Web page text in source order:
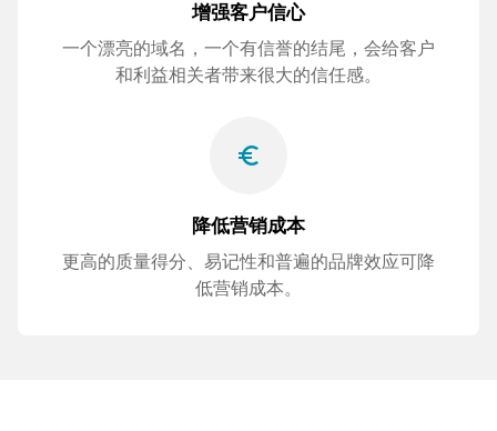
增强客户信心
一个漂亮的域名，一个有信誉的结尾，会给客户
和利益相关者带来很大的信任感。
euro_symbol
降低营销成本
更高的质量得分、易记性和普遍的品牌效应可降
低营销成本。